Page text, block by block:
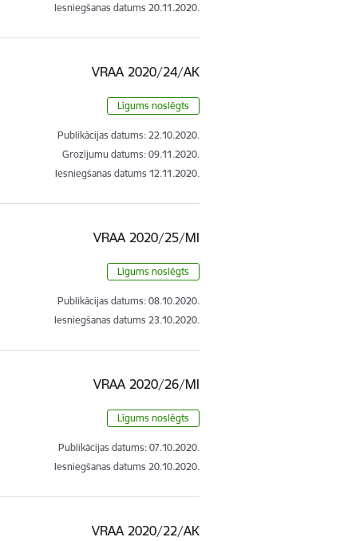
Iesniegšanas datums 20.11.2020.
VRAA 2020/24/AK
Līgums noslēgts
Publikācijas datums: 22.10.2020.
Grozījumu datums: 09.11.2020.
Iesniegšanas datums 12.11.2020.
VRAA 2020/25/MI
Līgums noslēgts
Publikācijas datums: 08.10.2020.
Iesniegšanas datums 23.10.2020.
VRAA 2020/26/MI
Līgums noslēgts
Publikācijas datums: 07.10.2020.
Iesniegšanas datums 20.10.2020.
VRAA 2020/22/AK